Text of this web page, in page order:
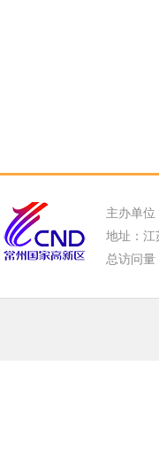
主办单
地址：江
总访问量